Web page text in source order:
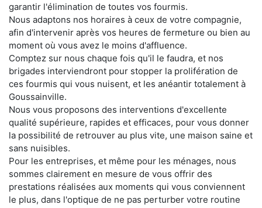
garantir l'élimination de toutes vos fourmis.
Nous adaptons nos horaires à ceux de votre compagnie,
afin d'intervenir après vos heures de fermeture ou bien au
moment où vous avez le moins d'affluence.
Comptez sur nous chaque fois qu'il le faudra, et nos
brigades interviendront pour stopper la prolifération de
ces fourmis qui vous nuisent, et les anéantir totalement à
Goussainville.
Nous vous proposons des interventions d'excellente
qualité supérieure, rapides et efficaces, pour vous donner
la possibilité de retrouver au plus vite, une maison saine et
sans nuisibles.
Pour les entreprises, et même pour les ménages, nous
sommes clairement en mesure de vous offrir des
prestations réalisées aux moments qui vous conviennent
le plus, dans l'optique de ne pas perturber votre routine